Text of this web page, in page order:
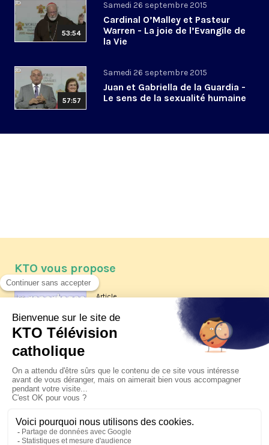
53:54
Samedi 26 septembre 2015
Cardinal O’Malley et Pasteur
Warren - La joie de l’Evangile de
la Vie
57:57
Samedi 26 septembre 2015
Juan et Gabriella de la Guardia -
Le sens de la sexualité humaine
KTO vous propose
Article
Les reportages d'été 2026 de KTO
La visite pastorale du pape Léon
XIV à Assise à suivre sur KTO le
jeudi 6 août
Le pape en Uruguay, Argentine et
Pérou du 6 au 17 novembre 2026